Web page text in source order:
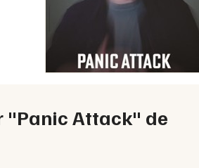
Je m'abonne
"Panic Attack" de